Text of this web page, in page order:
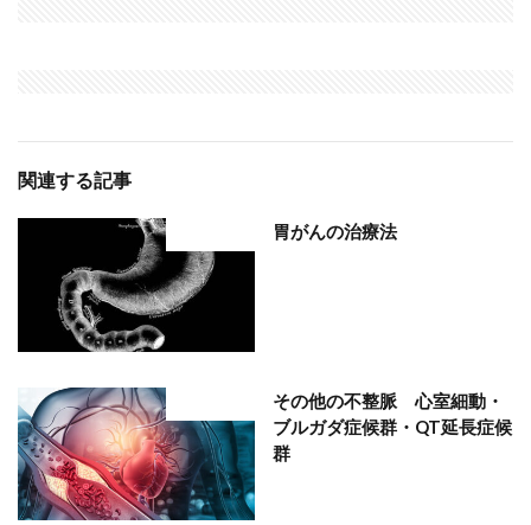
関連する記事
胃がんの治療法
その他の不整脈 心室細動・
ブルガダ症候群・QT延長症候
群